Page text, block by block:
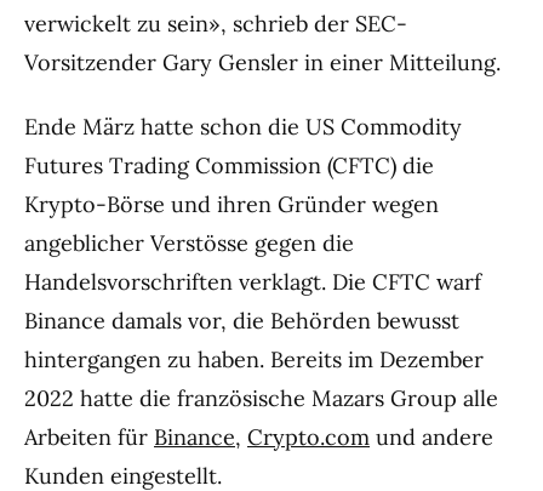
verwickelt zu sein», schrieb der SEC-
Vorsitzender Gary Gensler in einer Mitteilung.
Ende März hatte schon die US Commodity
Futures Trading Commission (CFTC) die
Krypto-Börse und ihren Gründer wegen
angeblicher Verstösse gegen die
Handelsvorschriften verklagt. Die CFTC warf
Binance damals vor, die Behörden bewusst
hintergangen zu haben. Bereits im Dezember
2022 hatte die französische Mazars Group alle
Arbeiten für Binance, Crypto.com und andere
Kunden eingestellt.